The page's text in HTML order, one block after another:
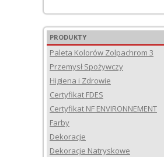
PRODUKTY
Paleta Kolorów Zolpachrom 3
Przemysł Spożywczy
Higiena i Zdrowie
Certyfikat FDES
Certyfikat NF ENVIRONNEMENT
Farby
Dekoracje
Dekoracje Natryskowe